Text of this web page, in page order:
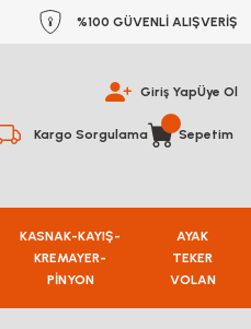
%100 GÜVENLİ ALIŞVERİŞ
Giriş YapÜye Ol
Kargo Sorgulama Sepetim
KASNAK-KAYIŞ-
KREMAYER-
PİNYON
AYAK
TEKER
VOLAN